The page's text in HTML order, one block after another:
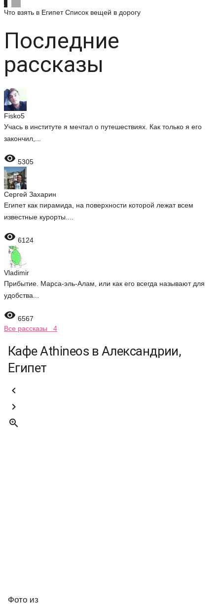
Что взять в Египет Список вещей в дорогу
Последние
рассказы
Fisko5
Учась в институте я мечтал о путешествиях. Как только я его
закончил,...
 5305
Сергей Захарин
Египет как пирамида, на поверхности которой лежат всем
известные курорты....
 6124
Vladimir
Прибытие. Марса-эль-Алам, или как его всегда называют для
удобства...
 6567
Все рассказы 4
Кафе Athineos в Александрии,
Египет



Фото из